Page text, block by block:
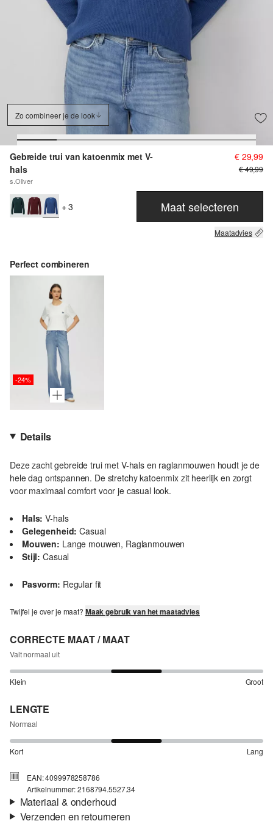
Zo combineer je de look
Gebreide trui van katoenmix met V-
hals
s.Oliver
€ 29,99
€ 49,99
+ 3 Maat selecteren
Maatadvies
Perfect combineren
-24%
Details
Deze zacht gebreide trui met V-hals en raglanmouwen houdt je de
hele dag ontspannen. De stretchy katoenmix zit heerlijk en zorgt
voor maximaal comfort voor je casual look.
Hals: V-hals
Gelegenheid: Casual
Mouwen: Lange mouwen, Raglanmouwen
Stijl: Casual
Pasvorm: Regular fit
Twijfel je over je maat? Maak gebruik van het maatadvies
CORRECTE MAAT / MAAT
Valt normaal uit
Klein Groot
LENGTE
Normaal
Kort Lang
EAN: 4099978258786
Artikelnummer: 2168794.5527.34
Materiaal & onderhoud
Verzenden en retourneren